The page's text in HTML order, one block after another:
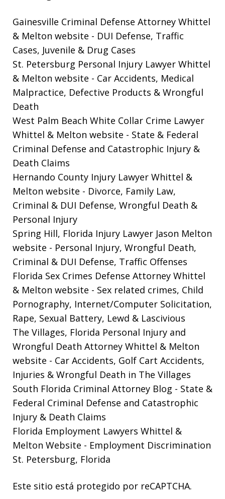
Gainesville Criminal Defense Attorney Whittel
& Melton website - DUI Defense, Traffic
Cases, Juvenile & Drug Cases
St. Petersburg Personal Injury Lawyer Whittel
& Melton website - Car Accidents, Medical
Malpractice, Defective Products & Wrongful
Death
West Palm Beach White Collar Crime Lawyer
Whittel & Melton website - State & Federal
Criminal Defense and Catastrophic Injury &
Death Claims
Hernando County Injury Lawyer Whittel &
Melton website - Divorce, Family Law,
Criminal & DUI Defense, Wrongful Death &
Personal Injury
Spring Hill, Florida Injury Lawyer Jason Melton
website - Personal Injury, Wrongful Death,
Criminal & DUI Defense, Traffic Offenses
Florida Sex Crimes Defense Attorney Whittel
& Melton website - Sex related crimes, Child
Pornography, Internet/Computer Solicitation,
Rape, Sexual Battery, Lewd & Lascivious
The Villages, Florida Personal Injury and
Wrongful Death Attorney Whittel & Melton
website - Car Accidents, Golf Cart Accidents,
Injuries & Wrongful Death in The Villages
South Florida Criminal Attorney Blog - State &
Federal Criminal Defense and Catastrophic
Injury & Death Claims
Florida Employment Lawyers Whittel &
Melton Website - Employment Discrimination
St. Petersburg, Florida
Este sitio está protegido por reCAPTCHA.